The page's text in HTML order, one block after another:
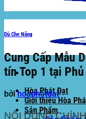
Hòa Phát Đạt
Giới thiệu Hòa
Sản Phẩm
Dù Che Nắng
Cung Cấp Mẫu
tín Top 1 tại Phủ
bởihoaphatdat
NỘI DUNG CHÍNH